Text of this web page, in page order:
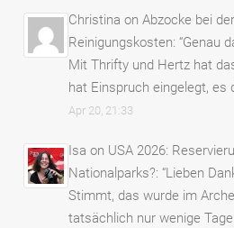
Christina onAbzocke bei
Reinigungskosten: “Genau
Mit Thrifty und Hertz hat
hat Einspruch eingelegt, es
Apr 20, 21:33
Isa on USA 2026:
Nationalparks?: “Lieben
Stimmt, das wurde im
tatsächlich nur wenige